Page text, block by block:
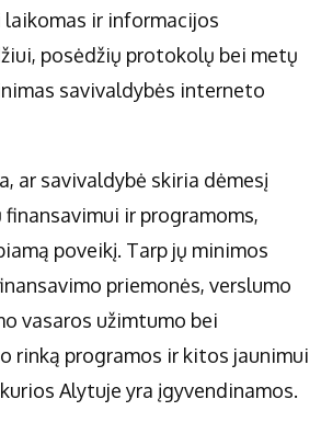
ir informacijos
posėdžių protokolų bei metų
savivaldybės interneto
ar savivaldybė skiria dėmesį
ir programoms,
poveikį. Tarp jų minimos
priemonės, verslumo
vasaros užimtumo bei
rinką programos ir kitos jaunimui
Alytuje yra įgyvendinamos.